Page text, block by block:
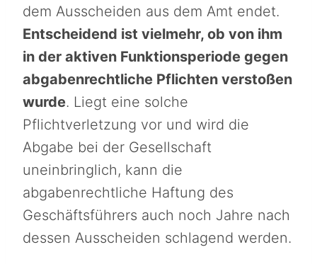
dem Ausscheiden aus dem Amt endet.
Entscheidend ist vielmehr, ob von ihm
in der aktiven Funktionsperiode gegen
abgabenrechtliche Pflichten verstoßen
wurde. Liegt eine solche
Pflichtverletzung vor und wird die
Abgabe bei der Gesellschaft
uneinbringlich, kann die
abgabenrechtliche Haftung des
Geschäftsführers auch noch Jahre nach
dessen Ausscheiden schlagend werden.